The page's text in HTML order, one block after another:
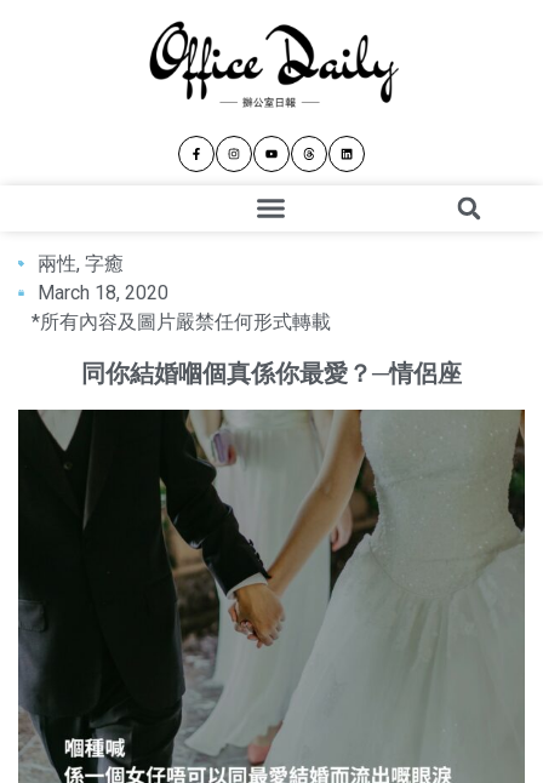
兩性, 字癒
March 18, 2020
*所有內容及圖片嚴禁任何形式轉載
同你結婚嗰個真係你最愛？─情侶座